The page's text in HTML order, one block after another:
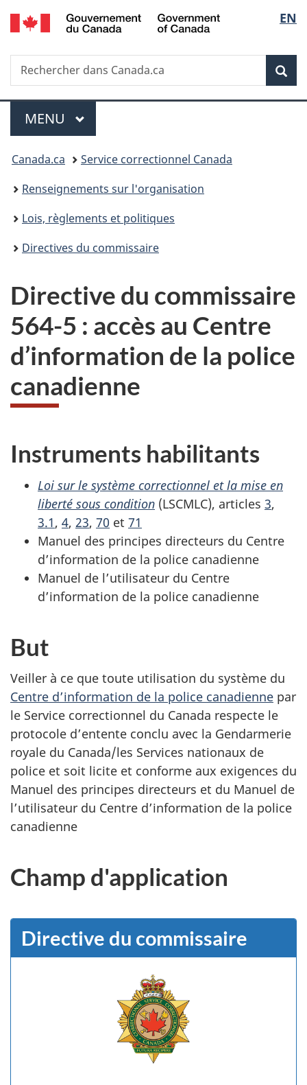
Passer
au
principal
Passer
à
Au
du
Passer
à
version
simplifiée
de
la
EN
Recherche
Rechercher
dans
Menu
MENU PRINCIPAL
Vous
êtes
ici :
Canada.ca
Service correctionnel Canada
Renseignements sur l'organisation
Lois, règlements et politiques
Directives du commissaire
Directive du commissaire
564-5 : accès au Centre
d’information de la police
canadienne
Instruments habilitants
Loi sur le système correctionnel et la mise en
liberté sous condition (LSCMLC), articles 3,
3.1, 4, 23, 70 et 71
Manuel des principes directeurs du Centre
d’information de la police canadienne
Manuel de l’utilisateur du Centre
d’information de la police canadienne
But
Veiller à ce que toute utilisation du système du
Centre d’information de la police canadienne par
le Service correctionnel du Canada respecte le
protocole d’entente conclu avec la Gendarmerie
royale du Canada/les Services nationaux de
police et soit licite et conforme aux exigences du
Manuel des principes directeurs et du Manuel de
l’utilisateur du Centre d’information de la police
canadienne
Champ d'application
Directive du commissaire